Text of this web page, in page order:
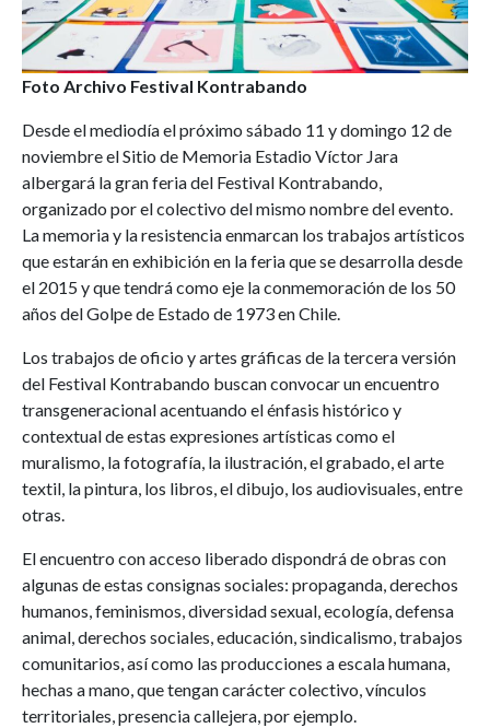
Foto Archivo Festival Kontrabando
Desde el mediodía el próximo sábado 11 y domingo 12 de
noviembre el Sitio de Memoria Estadio Víctor Jara
albergará la gran feria del Festival Kontrabando,
organizado por el colectivo del mismo nombre del evento.
La memoria y la resistencia enmarcan los trabajos artísticos
que estarán en exhibición en la feria que se desarrolla desde
el 2015 y que tendrá como eje la conmemoración de los 50
años del Golpe de Estado de 1973 en Chile.
Los trabajos de oficio y artes gráficas de la tercera versión
del Festival Kontrabando buscan convocar un encuentro
transgeneracional acentuando el énfasis histórico y
contextual de estas expresiones artísticas como el
muralismo, la fotografía, la ilustración, el grabado, el arte
textil, la pintura, los libros, el dibujo, los audiovisuales, entre
otras.
El encuentro con acceso liberado dispondrá de obras con
algunas de estas consignas sociales: propaganda, derechos
humanos, feminismos, diversidad sexual, ecología, defensa
animal, derechos sociales, educación, sindicalismo, trabajos
comunitarios, así como las producciones a escala humana,
hechas a mano, que tengan carácter colectivo, vínculos
territoriales, presencia callejera, por ejemplo.